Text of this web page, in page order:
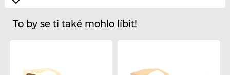
To by se ti také mohlo líbit!